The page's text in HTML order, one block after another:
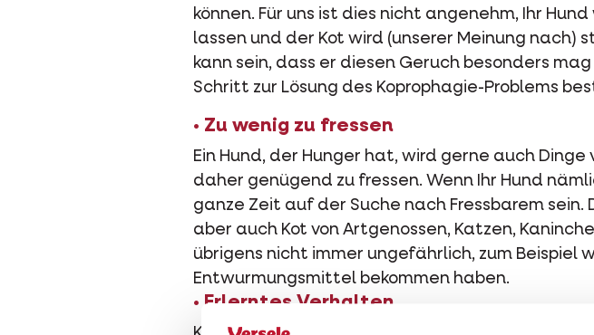
können. Für uns ist dies nicht angenehm, Ihr
lassen und der Kot wird (unserer Meinung nach)
kann sein, dass er diesen Geruch besonders
Schritt zur Lösung des Koprophagie-Problems
• Zu wenig zu fressen
Ein Hund, der Hunger hat, wird gerne auch
daher genügend zu fressen. Wenn Ihr Hund
ganze Zeit auf der Suche nach Fressbarem
aber auch Kot von Artgenossen, Katzen,
übrigens nicht immer ungefährlich, zum
Entwurmungsmittel bekommen haben.
• Erlerntes Verhalten